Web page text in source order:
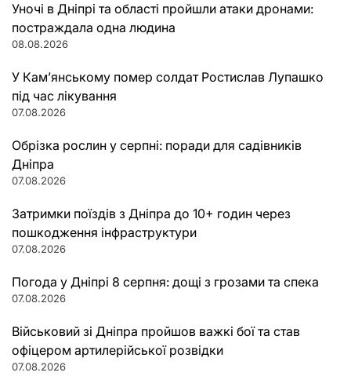
Уночі в Дніпрі та області пройшли атаки дронами:
постраждала одна людина
08.08.2026
У Кам’янському помер солдат Ростислав Лупашко
під час лікування
07.08.2026
Обрізка рослин у серпні: поради для садівників
Дніпра
07.08.2026
Затримки поїздів з Дніпра до 10+ годин через
пошкодження інфраструктури
07.08.2026
Погода у Дніпрі 8 серпня: дощі з грозами та спека
07.08.2026
Військовий зі Дніпра пройшов важкі бої та став
офіцером артилерійської розвідки
07.08.2026